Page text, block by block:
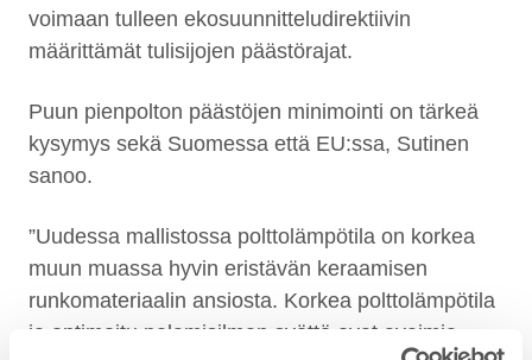
voimaan tulleen ekosuunnitteludirektiivin
määrittämät tulisijojen päästörajat.
Puun pienpolton päästöjen minimointi on tärkeä
kysymys sekä Suomessa että EU:ssa, Sutinen
sanoo.
”Uudessa mallistossa polttolämpötila on korkea
muun muassa hyvin eristävän keraamisen
runkomateriaalin ansiosta. Korkea polttolämpötila
ja optimoitu palamisilman syöttö ovat avaimia